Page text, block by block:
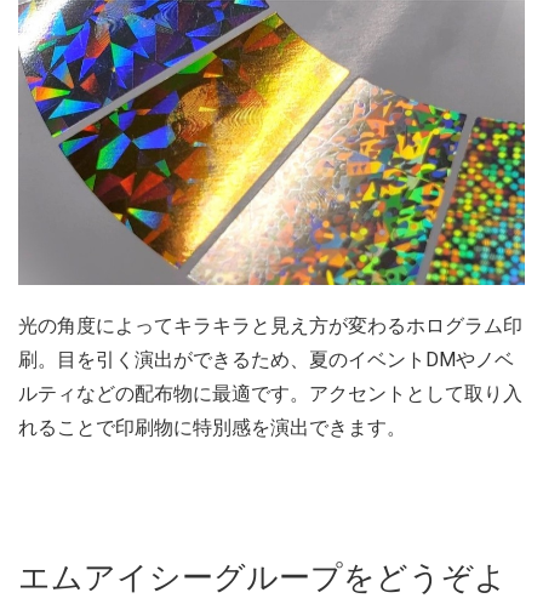
光の角度によってキラキラと見え方が変わるホログラム印
刷。目を引く演出ができるため、夏のイベントDMやノベ
ルティなどの配布物に最適です。アクセントとして取り入
れることで印刷物に特別感を演出できます。
エムアイシーグループをどうぞよ